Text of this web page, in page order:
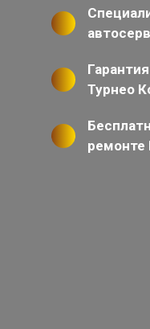
Турнео
ремонте